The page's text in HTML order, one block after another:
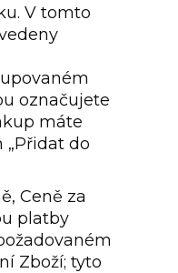
V tomto
označujete
máte
do
Ceně za
platby
Zboží; tyto